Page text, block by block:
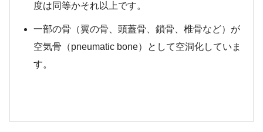
度は同等かそれ以上です。
一部の骨（翼の骨、頭蓋骨、鎖骨、椎骨など）が
空気骨（pneumatic bone）として空洞化していま
す。